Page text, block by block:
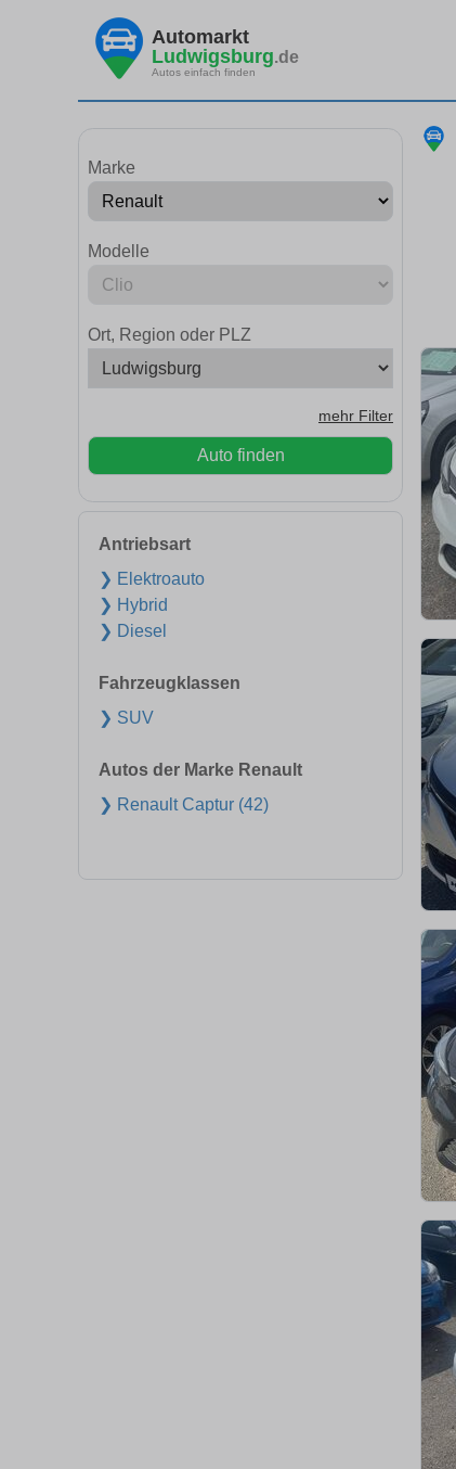
Automarkt
Ludwigsburg.de
Autos einfach finden
Marke
Modelle
Ort, Region oder PLZ
mehr Filter
Auto finden
Antriebsart
❯ Elektroauto
❯ Hybrid
❯ Diesel
Fahrzeugklassen
❯ SUV
Autos der Marke Renault
❯ Renault Captur (42)